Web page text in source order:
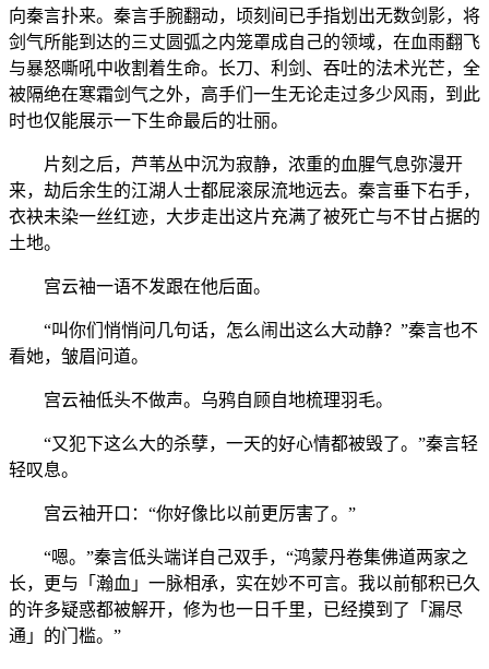
向秦言扑来。秦言手腕翻动，顷刻间已手指划出无数剑影，将
剑气所能到达的三丈圆弧之内笼罩成自己的领域，在血雨翻飞
与暴怒嘶吼中收割着生命。长刀、利剑、吞吐的法术光芒，全
被隔绝在寒霜剑气之外，高手们一生无论走过多少风雨，到此
时也仅能展示一下生命最后的壮丽。
片刻之后，芦苇丛中沉为寂静，浓重的血腥气息弥漫开
来，劫后余生的江湖人士都屁滚尿流地远去。秦言垂下右手，
衣袂未染一丝红迹，大步走出这片充满了被死亡与不甘占据的
土地。
宫云袖一语不发跟在他后面。
“叫你们悄悄问几句话，怎么闹出这么大动静？”秦言也不
看她，皱眉问道。
宫云袖低头不做声。乌鸦自顾自地梳理羽毛。
“又犯下这么大的杀孽，一天的好心情都被毁了。”秦言轻
轻叹息。
宫云袖开口：“你好像比以前更厉害了。”
“嗯。”秦言低头端详自己双手，“鸿蒙丹卷集佛道两家之
长，更与「瀚血」一脉相承，实在妙不可言。我以前郁积已久
的许多疑惑都被解开，修为也一日千里，已经摸到了「漏尽
通」的门槛。”